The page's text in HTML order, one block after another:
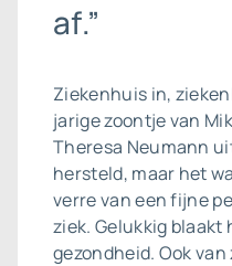
af.”
Ziekenhuis in,
jarige zoontje van
Theresa Neumann
hersteld, maar het
verre van een fijne
ziek. Gelukkig blaakt
gezondheid. Ook